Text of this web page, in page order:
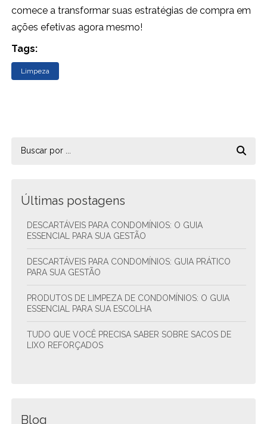
comece a transformar suas estratégias de compra em
ações efetivas agora mesmo!
Tags:
Limpeza
Últimas postagens
DESCARTÁVEIS PARA CONDOMÍNIOS: O GUIA
ESSENCIAL PARA SUA GESTÃO
DESCARTÁVEIS PARA CONDOMÍNIOS: GUIA PRÁTICO
PARA SUA GESTÃO
PRODUTOS DE LIMPEZA DE CONDOMÍNIOS: O GUIA
ESSENCIAL PARA SUA ESCOLHA
TUDO QUE VOCÊ PRECISA SABER SOBRE SACOS DE
LIXO REFORÇADOS
Blog